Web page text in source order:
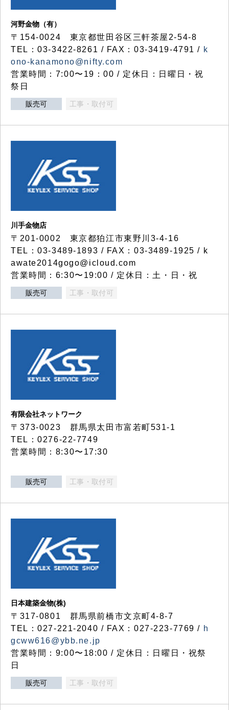
河野金物（有）
〒154-0024 東京都世田谷区三軒茶屋2-54-8
TEL：03-3422-8261 / FAX：03-3419-4791 / k
ono-kanamono@nifty.com
営業時間：7:00〜19：00 / 定休日：日曜日・祝
祭日
販売可 工事・取付可
川手金物店
〒201-0002 東京都狛江市東野川3-4-16
TEL：03-3489-1893 / FAX：03-3489-1925 / k
awate2014gogo@icloud.com
営業時間：6:30〜19:00 / 定休日：土・日・祝
販売可 工事・取付可
有限会社ネットワーク
〒373-0023 群馬県太田市富若町531-1
TEL：0276-22-7749
営業時間：8:30〜17:30
販売可 工事・取付可
日本建築金物(株)
〒317‐0801 群馬県前橋市文京町4-8-7
TEL：027-221-2040 / FAX：027-223-7769 / h
gcww616@ybb.ne.jp
営業時間：9:00〜18:00 / 定休日：日曜日・祝祭
日
販売可 工事・取付可